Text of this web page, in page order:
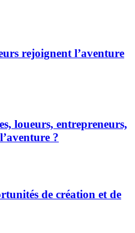
rejoignent l’aventure
loueurs, entrepreneurs,
?
de création et de